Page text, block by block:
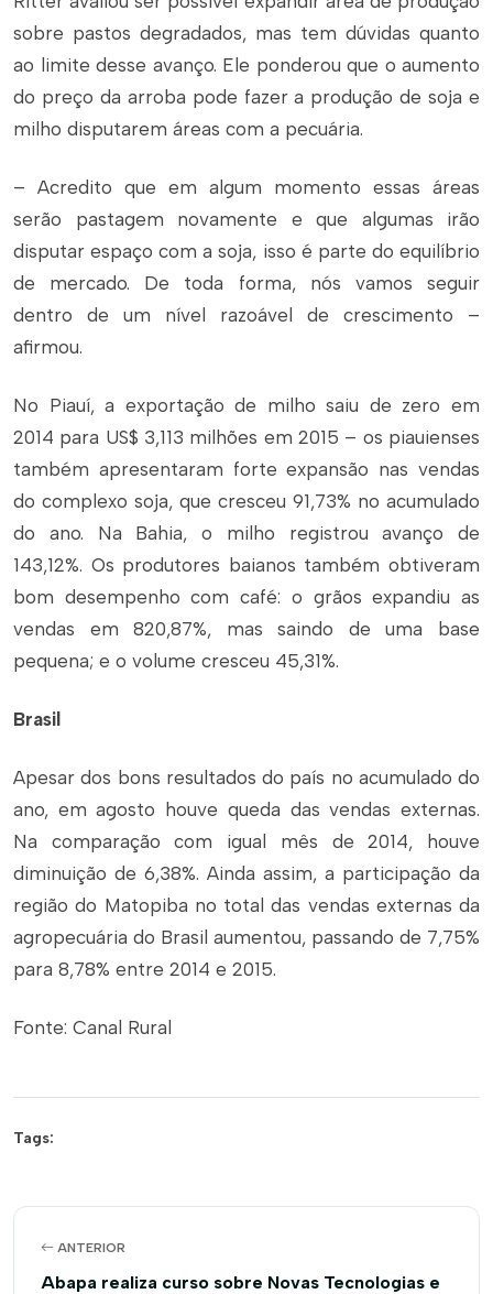
sobre pastos degradados, mas tem dúvidas quanto
ao limite desse avanço. Ele ponderou que o aumento
do preço da arroba pode fazer a produção de soja e
milho disputarem áreas com a pecuária.
– Acredito que em algum momento essas áreas
serão pastagem novamente e que algumas irão
disputar espaço com a soja, isso é parte do equilíbrio
de mercado. De toda forma, nós vamos seguir
dentro de um nível razoável de crescimento –
afirmou.
No Piauí, a exportação de milho saiu de zero em
2014 para US$ 3,113 milhões em 2015 – os piauienses
também apresentaram forte expansão nas vendas
do complexo soja, que cresceu 91,73% no acumulado
do ano. Na Bahia, o milho registrou avanço de
143,12%. Os produtores baianos também obtiveram
bom desempenho com café: o grãos expandiu as
vendas em 820,87%, mas saindo de uma base
pequena; e o volume cresceu 45,31%.
Brasil
Apesar dos bons resultados do país no acumulado do
ano, em agosto houve queda das vendas externas.
Na comparação com igual mês de 2014, houve
diminuição de 6,38%. Ainda assim, a participação da
região do Matopiba no total das vendas externas da
agropecuária do Brasil aumentou, passando de 7,75%
para 8,78% entre 2014 e 2015.
Fonte: Canal Rural
Tags:
ANTERIOR
Abapa realiza curso sobre Novas Tecnologias e